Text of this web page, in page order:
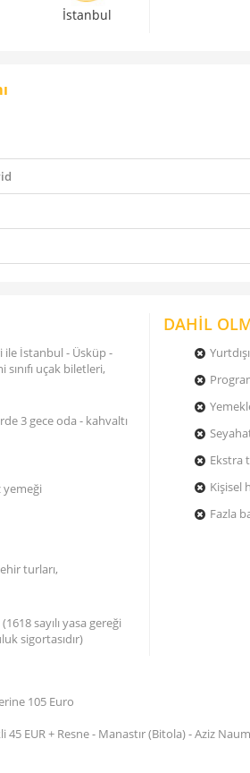
İstanbul
ile İstanbul - Üsküp -
uçak biletleri,
3 gece oda - kahvaltı
yemeği
turları,
sayılı yasa gereği
sigortasıdır)
DAHİL
Ekstra
Kişisel
Fazla
105 Euro
EUR + Resne - Manastır (Bitola) - Aziz